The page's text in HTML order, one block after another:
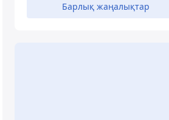
Барлық жаңалықтар